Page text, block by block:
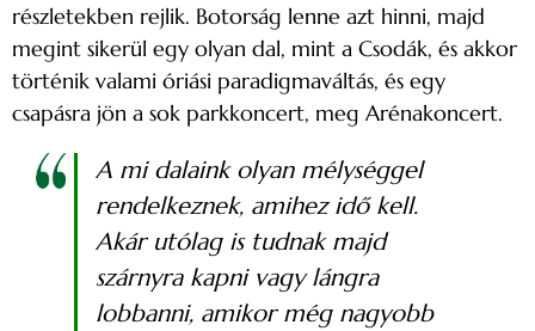
részletekben rejlik. Botorság lenne azt hinni, majd
megint sikerül egy olyan dal, mint a Csodák, és akkor
történik valami óriási paradigmaváltás, és egy
csapásra jön a sok parkkoncert, meg Arénakoncert.
A mi dalaink olyan mélységgel
rendelkeznek, amihez idő kell.
Akár utólag is tudnak majd
szárnyra kapni vagy lángra
lobbanni, amikor még nagyobb